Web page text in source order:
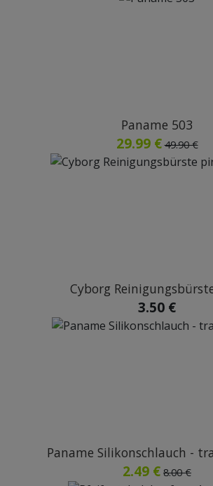
Paname 503
29.99 € 49.90 €
Cyborg
3.50 €
Paname Silikonschlauch -
2.49 € 8.00 €